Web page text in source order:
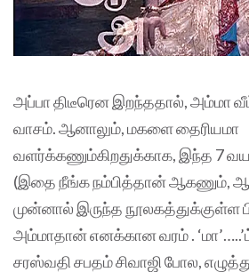
அப்பா திடீரென இறந்ததால், அம்மா
வாசம். ஆனாலும், மகளை தைரியமா
வளர்க்கணும்கிறதுக்காக, இந்த 7
(இதை நீங்க நம்பித்தான் ஆகணும்,
முன்னால் இருந்த நூலகத்துக்குள்ள
அம்மாதான் எனக்கான வரம் .
சரஸ்வதி சபதம் சிவாஜி போல,